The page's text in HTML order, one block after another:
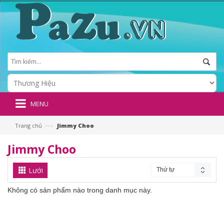
MENU
Trang chủ —› Jimmy Choo
Jimmy Choo
Lưới Thứ tự
Không có sản phẩm nào trong danh mục này.